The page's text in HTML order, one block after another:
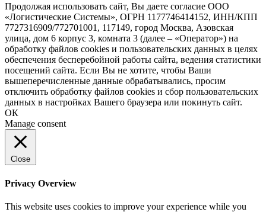
Продолжая использовать сайт, Вы даете согласие ООО
«Логистические Системы», ОГРН 1177746414152, ИНН/КПП
7727316909/772701001, 117149, город Москва, Азовская
улица, дом 6 корпус 3, комната 3 (далее – «Оператор») на
обработку файлов cookies и пользовательских данных в целях
обеспечения бесперебойной работы сайта, ведения статистики
посещений сайта. Если Вы не хотите, чтобы Ваши
вышеперечисленные данные обрабатывались, просим
отключить обработку файлов cookies и сбор пользовательских
данных в настройках Вашего браузера или покинуть сайт.
ОК
Manage consent
Close
Privacy Overview
This website uses cookies to improve your experience while you